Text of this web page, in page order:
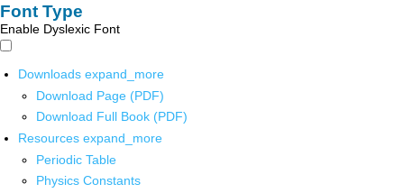
Font Type
Enable Dyslexic Font
Downloads expand_more
Download Page (PDF)
Download Full Book (PDF)
Resources expand_more
Periodic Table
Physics Constants